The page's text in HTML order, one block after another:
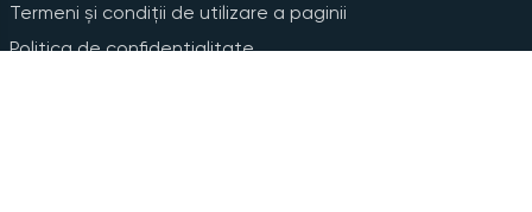
Termeni și condiții de utilizare a paginii
Politica de confidențialitate